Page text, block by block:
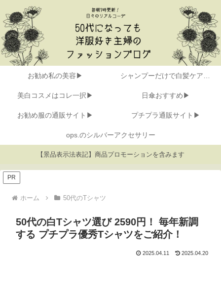
お勧め私の美容▶ シャンプーだけで白髪ケア▶
美白コスメはコレ一択▶ 日傘おすすめ▶
お勧め服の通販サイト▶ プチプラ通販サイト▶
ops.のシルバーアクセサリー
【景品表示法表記】商品プロモーションを含みます
PR
ホーム 50代のTシャツ
50代の白Tシャツ選び 2590円！ 毎年新調
する プチプラ優秀Tシャツをご紹介！
2025.04.11 2025.04.20